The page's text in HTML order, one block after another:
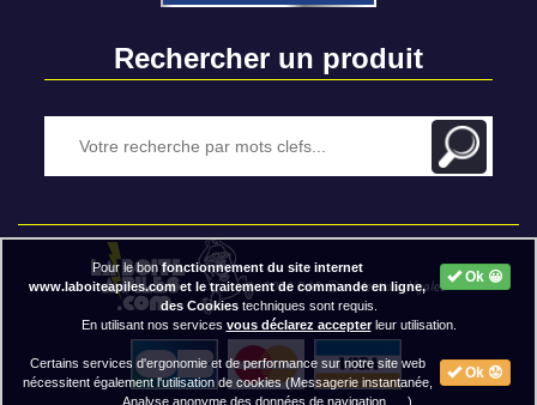
Rechercher un produit
2020 BAP ⓒ - Mentions légales
Ok 😀
Pour le bonfonctionnement du site internet
www.laboiteapiles.com et le traitement de commande en ligne,
des Cookiestechniques sont requis.
En utilisant nos services vous déclarez accepterleur utilisation.
Ok 😟
Certains services d'ergonomie et de performance sur notre site web
nécessitent également l'utilisation de cookies (Messagerie instantanée,
Analyse anonyme des données de navigation, ... ).